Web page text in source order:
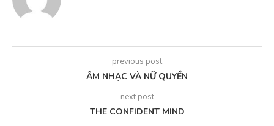
previous post
ÂM NHẠC VÀ NỮ QUYỀN
next post
THE CONFIDENT MIND